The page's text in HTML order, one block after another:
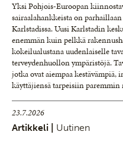
Yksi Pohjois-Euroopan
sairaalahankkeista on
Karlstadissa. Uusi Karlstadin
enemmän kuin pelkkä
kokeilualustana uudenlaiselle
terveydenhuollon ympäristöjä.
jotka ovat aiempaa
käyttäjiensä tarpeisiin paremmin
23.7.2026
Artikkeli | Uutinen